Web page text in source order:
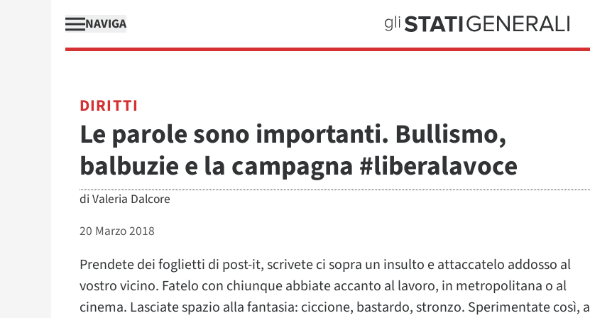
NAVIGA
DIRITTI
Le parole sono importanti. Bullismo,
balbuzie e la campagna #liberalavoce
di Valeria Dalcore
20 Marzo 2018
Prendete dei foglietti di post-it, scrivete ci sopra un insulto e attaccatelo addosso al
vostro vicino. Fatelo con chiunque abbiate accanto al lavoro, in metropolitana o al
cinema. Lasciate spazio alla fantasia: ciccione, bastardo, stronzo. Sperimentate così, a